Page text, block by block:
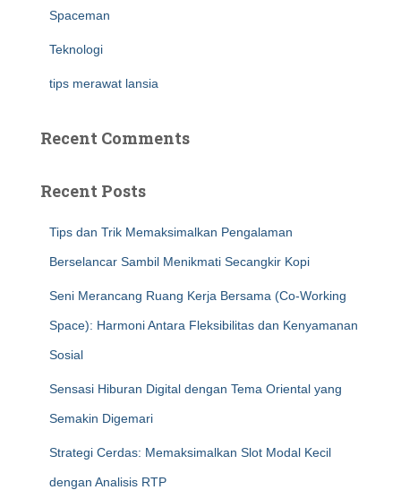
Spaceman
Teknologi
tips merawat lansia
Recent Comments
Recent Posts
Tips dan Trik Memaksimalkan Pengalaman
Berselancar Sambil Menikmati Secangkir Kopi
Seni Merancang Ruang Kerja Bersama (Co-Working
Space): Harmoni Antara Fleksibilitas dan Kenyamanan
Sosial
Sensasi Hiburan Digital dengan Tema Oriental yang
Semakin Digemari
Strategi Cerdas: Memaksimalkan Slot Modal Kecil
dengan Analisis RTP